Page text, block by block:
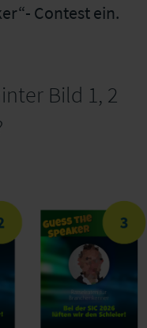
Contest ein.
Bild 1, 2